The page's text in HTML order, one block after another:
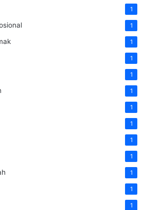
1
1
1
1
1
1
1
1
1
1
1
1
1